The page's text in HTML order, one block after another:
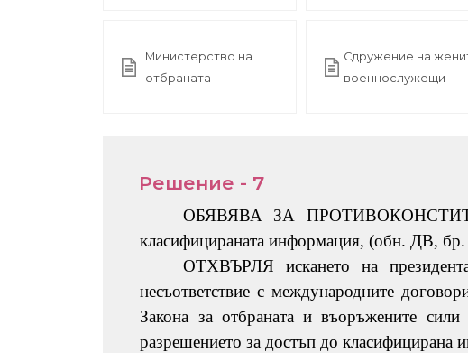
Министерство на
отбраната
Сдружение на
военнослужещи
Решение - 7
ОБЯВЯВА ЗА
класифицираната информация, (обн. ДВ,
ОТХВЪРЛЯ искането на
несъответствие с международните
Закона за отбраната и въоръжените
разрешението за достъп до